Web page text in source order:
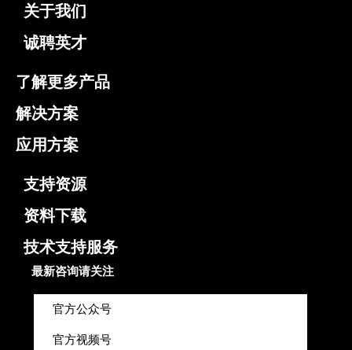
关于我们
诚聘英才
了解更多产品
解决方案
应用方案
支持资源
资料下载
技术支持服务
最新咨询请关注
官方公众号
官方视频号